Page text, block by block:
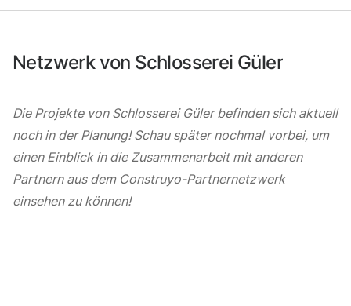
Netzwerk von Schlosserei Güler
Die Projekte von Schlosserei Güler befinden sich aktuell
noch in der Planung! Schau später nochmal vorbei, um
einen Einblick in die Zusammenarbeit mit anderen
Partnern aus dem Construyo-Partnernetzwerk
einsehen zu können!